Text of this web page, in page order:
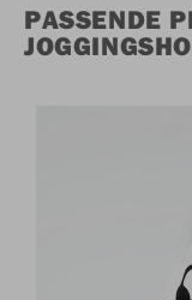
PASSENDE